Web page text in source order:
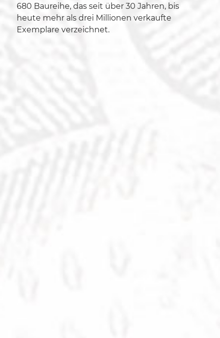
680 Baureihe, das seit über 30 Jahren, bis
heute mehr als drei Millionen verkaufte
Exemplare verzeichnet.